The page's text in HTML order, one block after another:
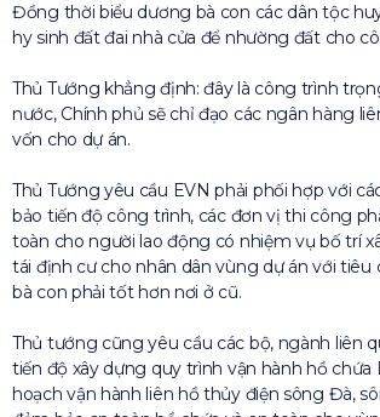
Đồng thời biểu dương bà con các dân tộc
hy sinh đất đai nhà cửa để nhường đất cho
Thủ Tướng khẳng định: đây là công trình
nước, Chính phủ sẽ chỉ đạo các ngân hàng
vốn cho dự án.
Thủ Tướng yêu cầu EVN phải phối hợp với
bảo tiến độ công trình, các đơn vị thi công
toàn cho người lao động có nhiệm vụ bố trí
tái định cư cho nhân dân vùng dự án với tiêu
bà con phải tốt hơn nơi ở cũ.
Thủ tướng cũng yêu cầu các bộ, ngành liên
tiến độ xây dựng quy trình vận hành hồ chứa
hoạch vận hành liên hồ thủy điện sông Đà,